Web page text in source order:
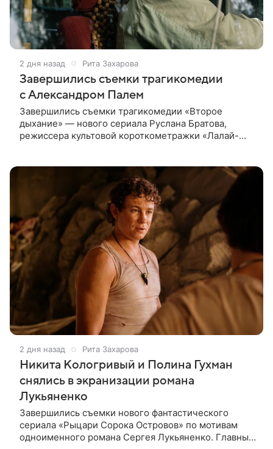
2 дня назад Рита Захарова
Завершились съемки трагикомедии
с Александром Палем
Завершились съемки трагикомедии «Второе
дыхание» — нового сериала Руслана Братова,
режиссера культовой короткометражки «Лалай-
2 дня назад Рита Захарова
Никита Кологривый и Полина Гухман
снялись в экранизации романа
Лукьяненко
Завершились съемки нового фантастического
сериала «Рыцари Сорока Островов» по мотивам
одноименного романа Сергея Лукьяненко. Главные